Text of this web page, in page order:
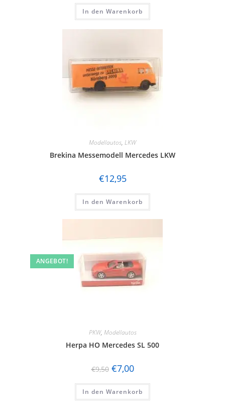
In den Warenkorb
Modellautos, LKW
Brekina Messemodell Mercedes LKW
€12,95
In den Warenkorb
ANGEBOT!
PKW, Modellautos
Herpa HO Mercedes SL 500
€9,50 €7,00
In den Warenkorb